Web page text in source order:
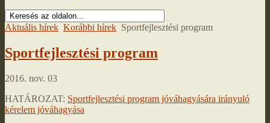
Aktuális hírek Korábbi hírek Sportfejlesztési program
Sportfejlesztési program
2016. nov. 03
HATÁROZAT: Sportfejlesztési program jóváhagyására irányuló
kérelem jóváhagyása